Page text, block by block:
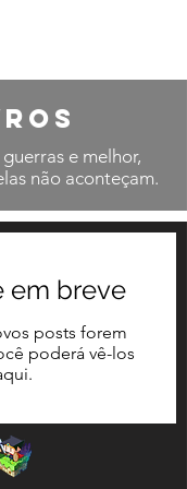
e melhor,
não aconteçam.
em breve
posts forem
poderá vê-los